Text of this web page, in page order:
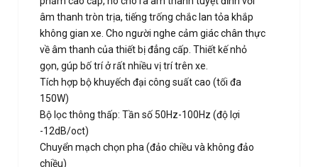
âm thanh tròn trịa, tiếng trống chắc lan tỏa khắp
không gian xe. Cho người nghe cảm giác chân thực
về âm thanh của thiết bị đẳng cấp. Thiết kế nhỏ
gọn, gúp bố trí ở rất nhiều vị trí trên xe.
Tích hợp bộ khuyếch đại công suất cao (tối đa
150W)
Bộ lọc thông thấp: Tần số 50Hz-100Hz (độ lợi
-12dB/oct)
Chuyển mạch chọn pha (đảo chiều và không đảo
chiều)